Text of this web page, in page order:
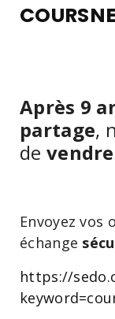
Après 9
partage,
de
Envoyez vos
échange
https://